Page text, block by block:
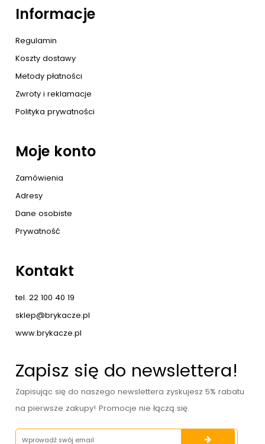
Informacje
Regulamin
Koszty dostawy
Metody płatności
Zwroty i reklamacje
Polityka prywatności
Moje konto
Zamówienia
Adresy
Dane osobiste
Prywatność
Kontakt
tel. 22 100 40 19
sklep@brykacze.pl
www.brykacze.pl
Zapisz się do newslettera!
Zapisując się do naszego newslettera zyskujesz 5% rabatu
na pierwsze zakupy! Promocje nie łączą się.